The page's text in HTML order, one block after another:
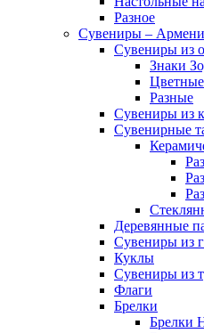
Разное
Сувениры –
Сувениры из
Знаки
Цветные
Разные
Сувениры из
Сувенирные
Деревянные
Сувениры из
Куклы
Сувениры из
Флаги
Брелки
Брелки